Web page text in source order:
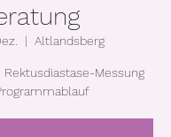
  |
Altlandsberg
Rektusdiastase-Messung